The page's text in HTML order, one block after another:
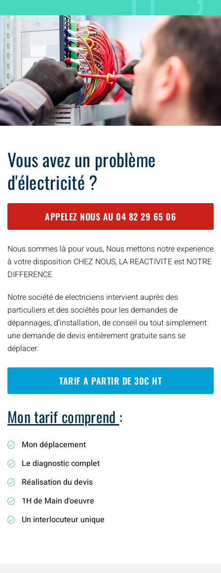
Vous avez un problème
d'électricité ?
APPELEZ NOUS AU 04 82 29 65 06
Nous sommes là pour vous, Nous mettons notre experience
à votre disposition CHEZ NOUS, LA REACTIVITE est NOTRE
DIFFERENCE
Notre société de electriciens intervient auprès des
particuliers et des sociétés pour les demandes de
dépannages, d’installation, de conseil ou tout simplement
une demande de devis entièrement gratuite sans se
déplacer.
TARIF A PARTIR DE 30€ HT
Mon tarif comprend :
Mon déplacement
Le diagnostic complet
Réalisation du devis
1H de Main d'oeuvre
Un interlocuteur unique